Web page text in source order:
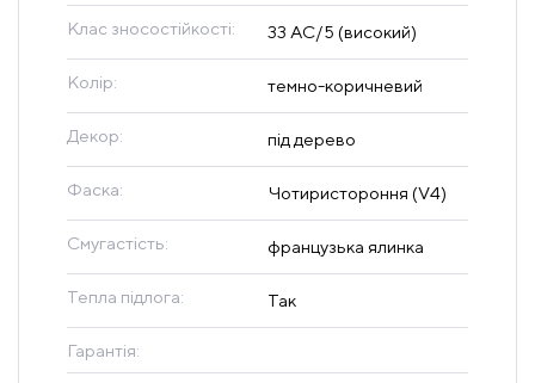
Клас зносостійкості: 33 AC/5 (високий)
Колір: темно-коричневий
Декор: під дерево
Фаска: Чотиристороння (V4)
Смугастість: французька ялинка
Тепла підлога: Так
Гарантія: